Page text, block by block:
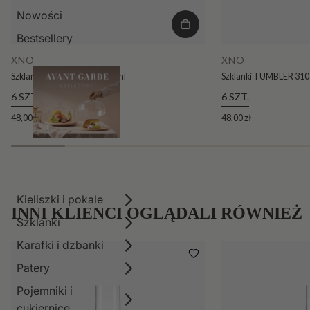
Nowości
Bestsellery
Kieliszki i pokale
Szklanki
Karafki i dzbanki
Patery
Pojemniki i
XNO
Szklanki TUMBLER 390 390 ml
6 SZT.
48,00 zł
XNO
Szklanki TUMBLER
6 SZT.
48,00 zł
INNI KLIENCI OGLĄDALI RÓWNIEŻ